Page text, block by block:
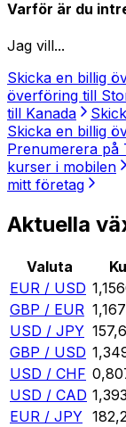
Varför är du
Jag vill...
Skicka en billig
överföring till
till Kanada
Skicka en billig
Prenumerera på
kurser i mobilen
mitt företag
Aktuella
Valuta
EUR / USD
GBP / EUR
USD / JPY
GBP / USD
USD / CHF
USD / CAD
EUR / JPY